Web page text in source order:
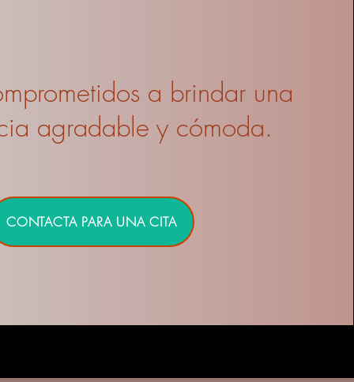
a brindar una
agradable y cómoda.
CONTACTA PARA UNA CITA